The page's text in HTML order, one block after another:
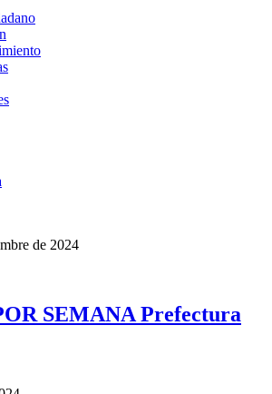
de 2024
SEMANA Prefectura